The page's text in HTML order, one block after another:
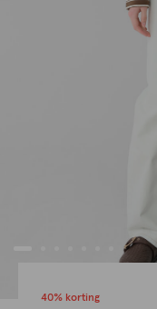
40% korting